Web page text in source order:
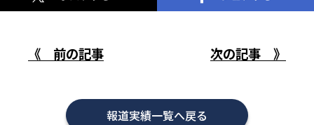
《 前の記事 次の記事 》
報道実績一覧へ戻る